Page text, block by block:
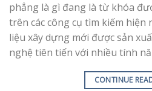
phẳng là gì đang là từ khóa
trên các công cụ tìm kiếm hiện
liệu xây dựng mới được sản
nghệ tiên tiến với nhiều tính
CONTINUE